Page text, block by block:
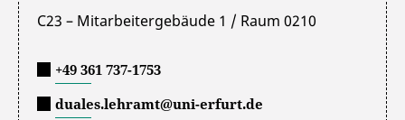
C23 – Mitarbeitergebäude 1 / Raum 0210
+49 361 737-1753
duales.lehramt@uni-erfurt.de